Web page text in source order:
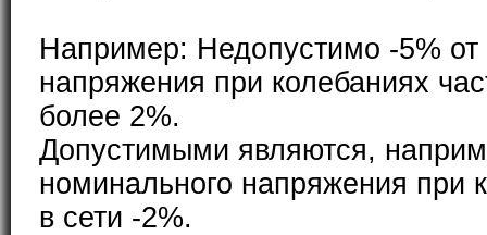
Например: Недопустимо -5% от
напряжения при колебаниях
более 2%.
Допустимыми являются,
номинального напряжения при
в сети -2%.